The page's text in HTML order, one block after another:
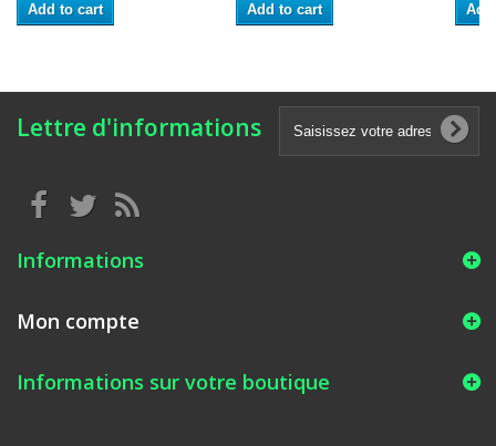
Add to cart Add to cart
Lettre d'informations
Informations
Mon compte
Informations sur votre boutique